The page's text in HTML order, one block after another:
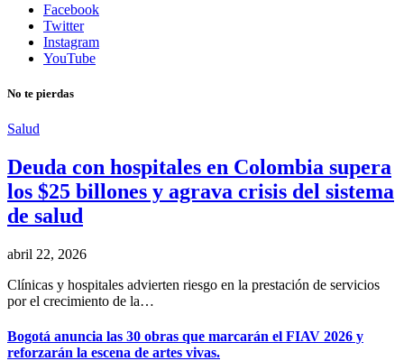
Facebook
Twitter
Instagram
YouTube
No te pierdas
Salud
Deuda con hospitales en Colombia supera
los $25 billones y agrava crisis del sistema
de salud
abril 22, 2026
Clínicas y hospitales advierten riesgo en la prestación de servicios
por el crecimiento de la…
Bogotá anuncia las 30 obras que marcarán el FIAV 2026 y
reforzarán la escena de artes vivas.